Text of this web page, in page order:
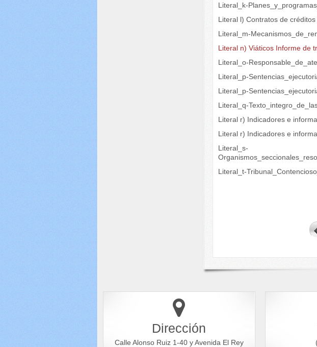
Literal_k-
Literal l) Contratos de
Literal_m-
Literal n) Viáticos Informe de
Literal_o-
Literal_p-
Literal_p-
Literal_q-
Literal r) Indicadores e
Literal r) Indicadores e
Literal_s-
Literal_t-
Dirección
Calle Alonso Ruiz 1-40 y Avenida El Rey